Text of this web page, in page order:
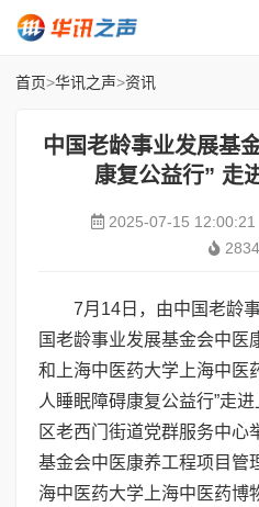
首页>华讯之声>资讯
中国老龄事业发展基
康复公益行” 走
2025-07-15 12:00:21
7月14日，由中国老龄
国老龄事业发展基金会中医
和上海中医药大学上海中医
人睡眠障碍康复公益行”走
区老西门街道党群服务中心
基金会中医康养工程项目管
海中医药大学上海中医药博